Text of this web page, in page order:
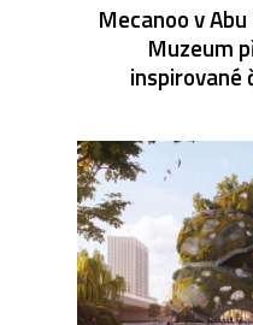
Mecanoo v
Muzeum
inspirované